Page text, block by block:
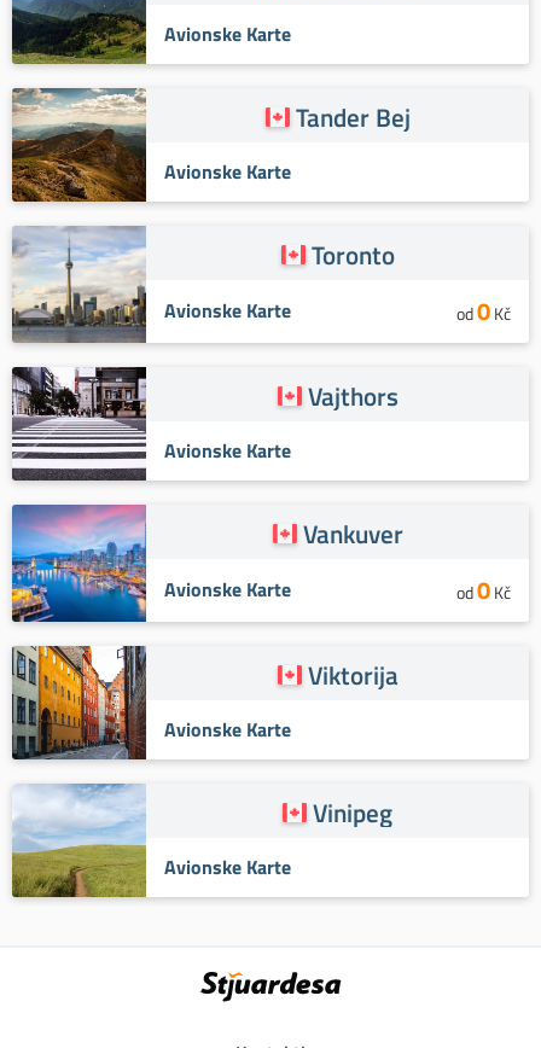
Avionske Karte
Tander Bej
Avionske Karte
Toronto
Avionske Karte od0Kč
Vajthors
Avionske Karte
Vankuver
Avionske Karte od0Kč
Viktorija
Avionske Karte
Vinipeg
Avionske Karte